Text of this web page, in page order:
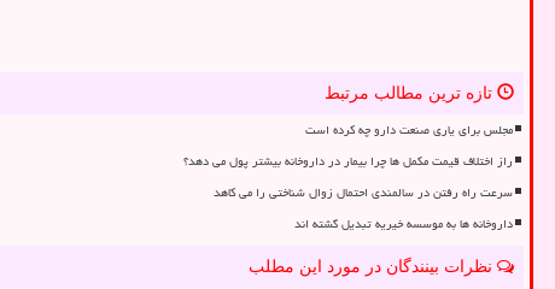
تازه ترین مطالب مرتبط
مجلس برای یاری صنعت دارو چه کرده است
راز اختلاف قیمت مکمل ها چرا بیمار در داروخانه بیشتر پول می دهد؟
سرعت راه رفتن در سالمندی احتمال زوال شناختی را می کاهد
داروخانه ها به موسسه خیریه تبدیل گشته اند
نظرات بینندگان در مورد این مطلب